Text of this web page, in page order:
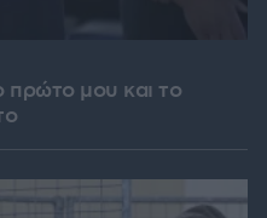
πρώτο μου και το